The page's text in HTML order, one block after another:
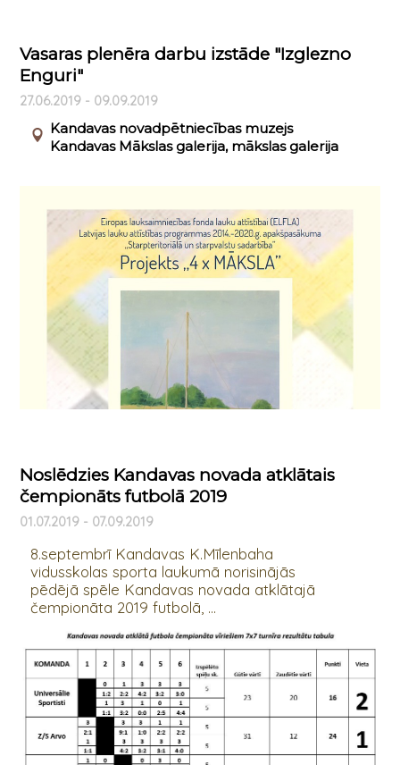
Vasaras plenēra darbu izstāde "Izglezno
Enguri"
27.06.2019 - 09.09.2019
Kandavas novadpētniecības muzejs
Kandavas Mākslas galerija, mākslas galerija
Noslēdzies Kandavas novada atklātais
čempionāts futbolā 2019
01.07.2019 - 07.09.2019
8.septembrī Kandavas K.Mīlenbaha
vidusskolas sporta laukumā norisinājās
pēdējā spēle Kandavas novada atklātajā
čempionāta 2019 futbolā, ...